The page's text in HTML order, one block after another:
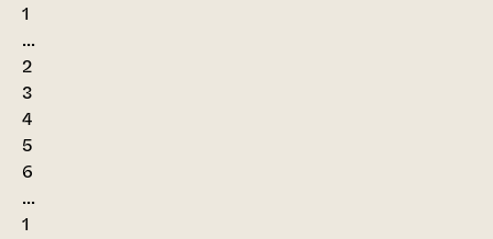
1
...
2
3
4
5
6
...
1